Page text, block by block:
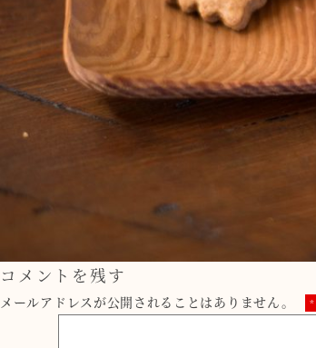
コメントを残す
メールアドレスが公開されることはありません。 *